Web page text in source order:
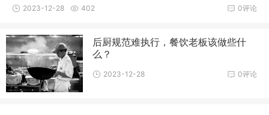
缝、
0评论
2023-12-28 402
后厨规范难执行，餐饮老板该做些什
么？
0评论
2023-12-28